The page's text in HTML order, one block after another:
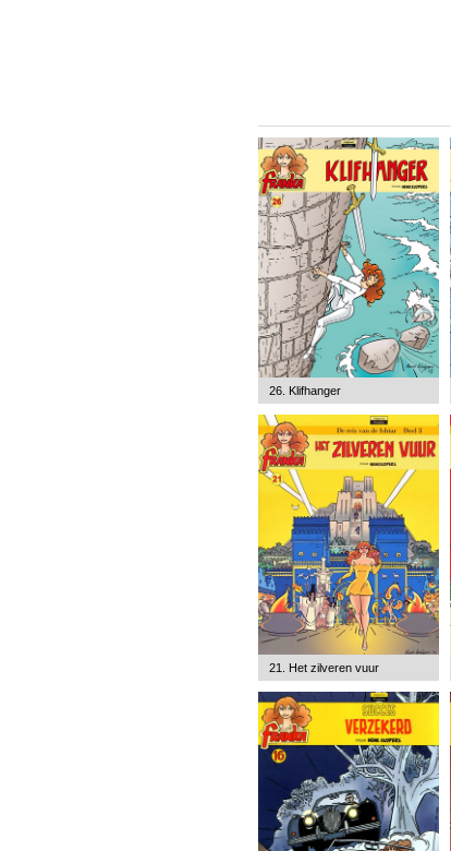
26. Klifhanger
21. Het zilveren vuur